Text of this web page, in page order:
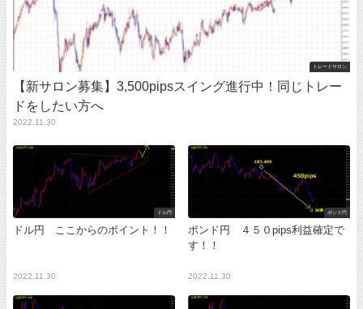
トレードサロン
【新サロン募集】3,500pipsスイング進行中！同じトレー
ドをしたい方へ
2022.11.30
ドル円
ドル円 ここからのポイント！！
2022.11.30
ポンド円
ポンド円 ４５０pips利益確定で
す！！
2022.11.30